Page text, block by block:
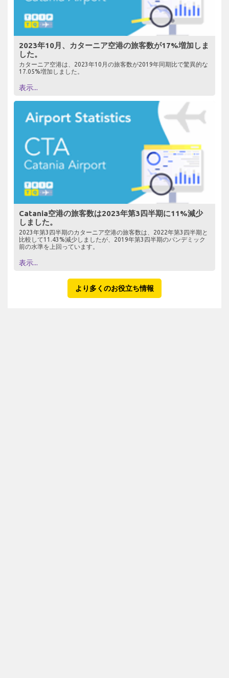
2023年10月、カターニア空港の旅客数が17%増加しま
した。
カターニア空港は、2023年10月の旅客数が2019年同期比で驚異的な
17.05%増加しました。
表示...
Catania空港の旅客数は2023年第3四半期に11%減少
しました。
2023年第3四半期のカターニア空港の旅客数は、2022年第3四半期と
比較して11.43%減少しましたが、2019年第3四半期のパンデミック
前の水準を上回っています。
表示...
より多くのお役立ち情報